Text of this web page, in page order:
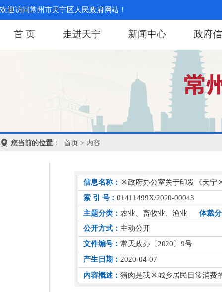
欢迎访问常州市天宁区人民政府网站！
首 页 走进天宁 新闻中心 政府
您当前的位置： 首页 > 内容
信息名称： 区政府办公室关于印发《天宁
索 引 号： 01411499X/2020-00043
主题分类： 农业、畜牧业、渔业
体裁
公开方式： 主动公开
文件编号： 常天政办〔2020〕9号
产生日期： 2020-04-07
内容概述： 猪肉是我区城乡居民日常消费